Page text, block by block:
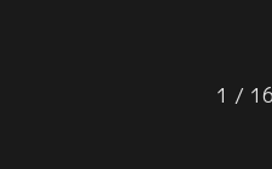
な、なんと！マニャの愛犬、ボチで
あった！【提供：バンダイチャンネ
1